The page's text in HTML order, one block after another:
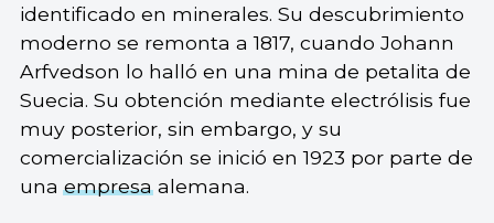
identificado en minerales. Su descubrimiento
moderno se remonta a 1817, cuando Johann
Arfvedson lo halló en una mina de petalita de
Suecia. Su obtención mediante electrólisis fue
muy posterior, sin embargo, y su
comercialización se inició en 1923 por parte de
unaempresaalemana.